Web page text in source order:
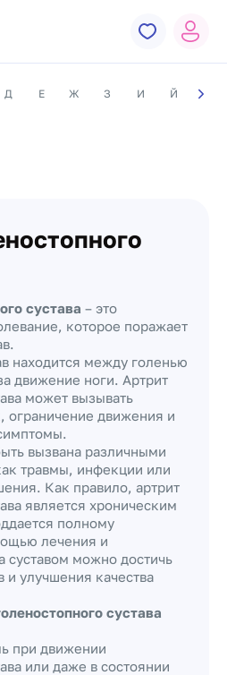
Д Е Ж З И Й К
сустава – это
которое поражает
находится между голенью
движение ноги. Артрит
может вызывать
ограничение движения и
вызвана различными
травмы, инфекции или
Как правило, артрит
является хроническим
полному
лечения и
суставом можно достичь
улучшения качества
сустава
при движении
или даже в состоянии